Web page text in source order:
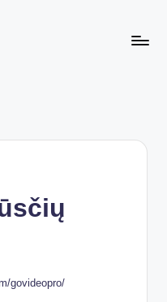
govideopro/